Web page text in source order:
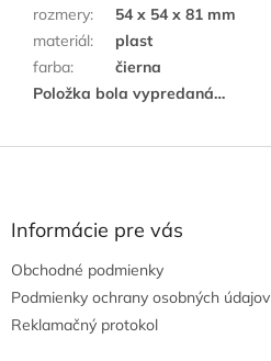
rozmery:
54 x 54 x 81 mm
materiál:
plast
farba:
čierna
Položka bola vypredaná…
Informácie pre vás
Obchodné podmienky
Podmienky ochrany osobných údajov
Reklamačný protokol